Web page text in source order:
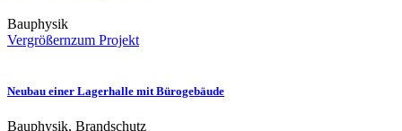
Bauphysik
Vergrößernzum Projekt
Neubau einer Lagerhalle mit Bürogebäude
Bauphysik, Brandschutz